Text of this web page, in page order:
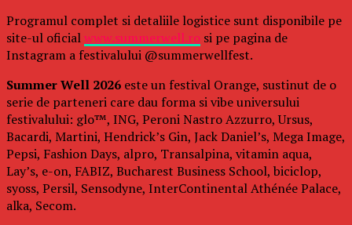
Programul complet si detaliile logistice sunt disponibile pe
site-ul oficialwww.summerwell.ro si pe pagina de
Instagram a festivalului @summerwellfest.
Summer Well 2026 este un festival Orange, sustinut de o
serie de parteneri care dau forma si vibe universului
festivalului: glo™, ING, Peroni Nastro Azzurro, Ursus,
Bacardi, Martini, Hendrick’s Gin, Jack Daniel’s, Mega Image,
Pepsi, Fashion Days, alpro, Transalpina, vitamin aqua,
Lay’s, e-on, FABIZ, Bucharest Business School, biciclop,
syoss, Persil, Sensodyne, InterContinental Athénée Palace,
alka, Secom.